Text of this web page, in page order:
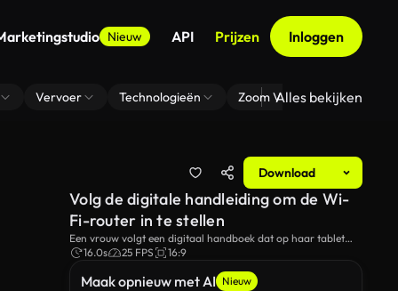
Nieuw API Prijzen Inloggen
Vervoer Technologieën Zoom Virtuele
Alles bekijken
Download
Maak opnieuw met AI Nieuw
Volg de digitale handleiding om de Wi-
Fi-router in te stellen
Een vrouw volgt een digitaal handboek dat op haar tablet
wordt weergegeven terwijl ze een Wi-Fi-router instelt. Ze sluit
16.0s 25 FPS 16:9